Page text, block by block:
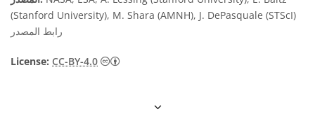
(Stanford University), M. Shara (AMNH), J. DePasquale (STScI)
رابط المصدر
License: CC-BY-4.0